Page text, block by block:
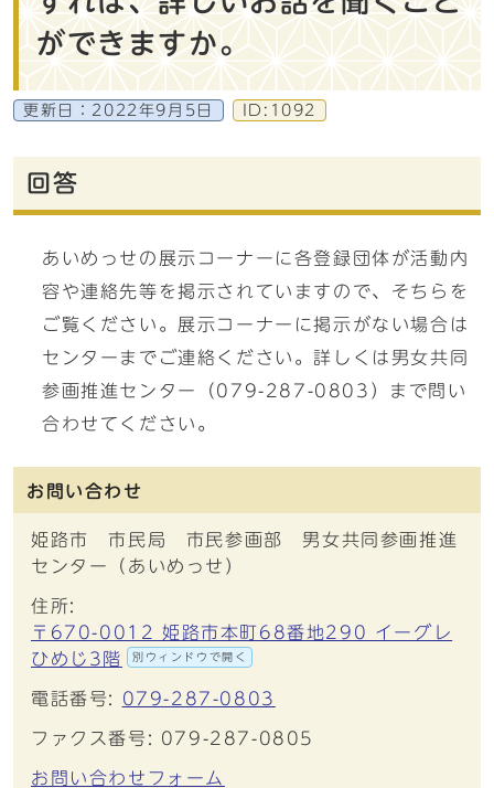
ができますか。
更新日： 2022年9月5日 ID:1092
回答
あいめっせの展示コーナーに各登録団体が活動内
容や連絡先等を掲示されていますので、そちらを
ご覧ください。展示コーナーに掲示がない場合は
センターまでご連絡ください。詳しくは男女共同
参画推進センター（079-287-0803）まで問い
合わせてください。
お問い合わせ
姫路市 市民局 市民参画部 男女共同参画推進
センター（あいめっせ）
住所:
〒670-0012 姫路市本町68番地290 イーグレ
ひめじ3階
別ウィンドウで開く
電話番号: 079-287-0803
ファクス番号: 079-287-0805
お問い合わせフォーム